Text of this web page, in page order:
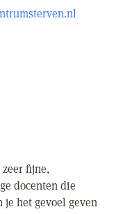
fijne,
docenten die
het gevoel geven